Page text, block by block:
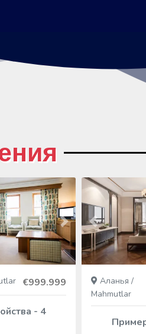
Следующий
€999.999
- 4
Пред
Аланья /
Mahmutlar